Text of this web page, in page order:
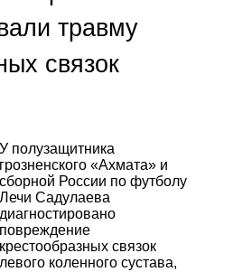
травму
связок
У полузащитника
грозненского «Ахмата» и
сборной России по футболу
Лечи Садулаева
диагностировано
повреждение
крестообразных связок
левого коленного сустава,